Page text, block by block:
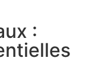
: